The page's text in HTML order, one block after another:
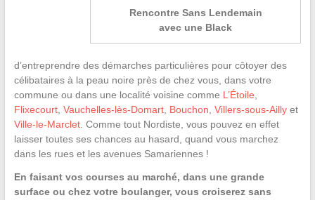
Rencontre Sans Lendemain
avec une Black
d’entreprendre des démarches particulières pour côtoyer des
célibataires à la peau noire près de chez vous, dans votre
commune ou dans une localité voisine comme L’Étoile
Flixecourt, Vauchelles-lès-Domart, Bouchon Villers-sous-Aillyet
Ville-le-Marclet. Comme tout Nordiste, vous pouvez en effet
laisser toutes ses chances au hasard, quand vous marchez
dans les rues et les avenues Samariennes !
En faisant vos courses au marché, dans une grande
surface ou chez votre boulanger, vous croiserez sans